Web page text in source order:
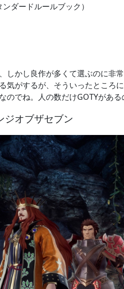
ダードルールブック）
しかし良作が多くて選ぶのに非
気がするが、そういったところ
でね。人の数だけGOTYがある
ジオブザセブン